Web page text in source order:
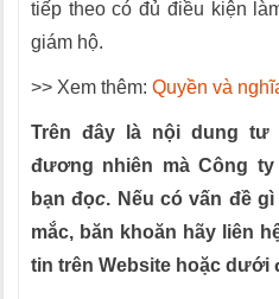
tiếp theo có đủ điều kiện
giám hộ.
>> Xem thêm: Quyền và
Trên đây là nội dung
đương nhiên mà Công ty
bạn đọc. Nếu có vấn đề
mắc, băn khoăn hãy liên
tin trên Website hoặc dưới